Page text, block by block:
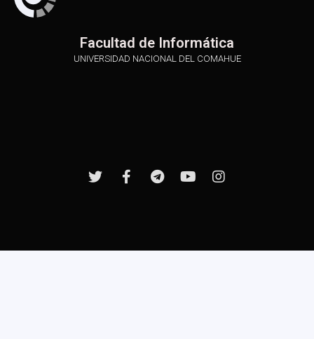
Facultad de Informática
UNIVERSIDAD NACIONAL DEL COMAHUE